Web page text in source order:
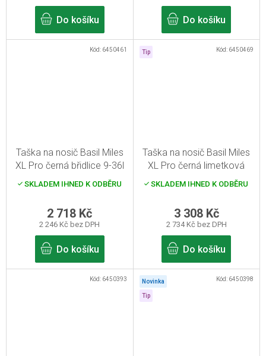
Do košíku Do košíku
Taška na nosič Basil Miles
XL Pro černá břidlice 9-36l
SKLADEM IHNED K ODBĚRU
2 246 Kč bez DPH
2 718 Kč
Do košíku
Kód: 6450461 Tip
Taška na nosič Basil Miles
XL Pro černá limetková
MIK 9-36l
SKLADEM IHNED K ODBĚRU
2 734 Kč bez DPH
3 308 Kč
Do košíku
Kód: 6450469
Kód: 6450393 Novinka
Tip
Kód: 6450398